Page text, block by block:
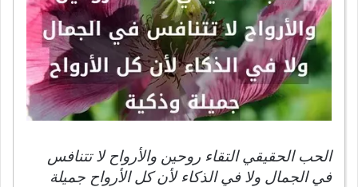
الحب الحقيقي التقاء روحين والأرواح لا تتنافس
في الجمال ولا في الذكاء لأن كل الأرواح جميلة